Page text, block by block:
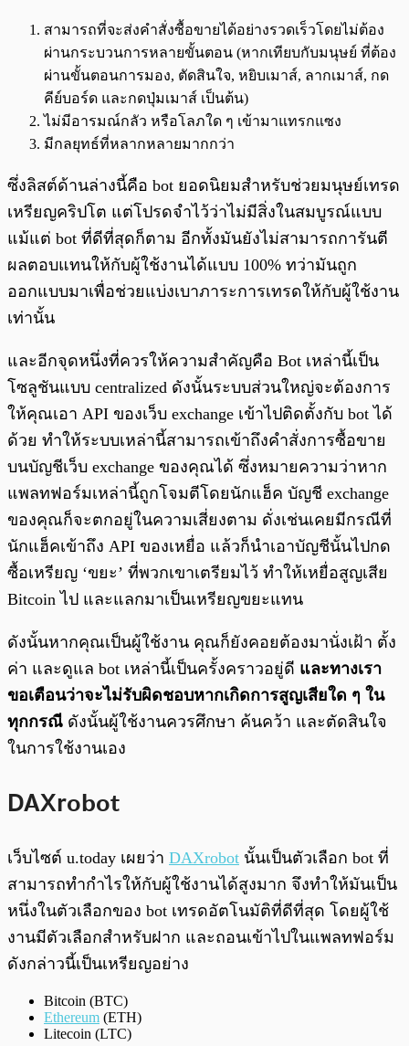
สามารถที่จะส่งคำสั่งซื้อขายได้อย่างรวดเร็วโดยไม่ต้อง
ผ่านกระบวนการหลายขั้นตอน (หากเทียบกับมนุษย์ ที่ต้อง
ผ่านขั้นตอนการมอง, ตัดสินใจ, หยิบเมาส์, ลากเมาส์, กด
คีย์บอร์ด และกดปุ่มเมาส์ เป็นต้น)
ไม่มีอารมณ์กลัว หรือโลภใด ๆ เข้ามาแทรกแซง
มีกลยุทธ์ที่หลากหลายมากกว่า
ซึ่งลิสต์ด้านล่างนี้คือ bot ยอดนิยมสำหรับช่วยมนุษย์เทรด
เหรียญคริปโต แต่โปรดจำไว้ว่าไม่มีสิ่งในสมบูรณ์แบบ
แม้แต่ bot ที่ดีที่สุดก็ตาม อีกทั้งมันยังไม่สามารถการันตี
ผลตอบแทนให้กับผู้ใช้งานได้แบบ 100% ทว่ามันถูก
ออกแบบมาเพื่อช่วยแบ่งเบาภาระการเทรดให้กับผู้ใช้งาน
เท่านั้น
และอีกจุดหนึ่งที่ควรให้ความสำคัญคือ Bot เหล่านี้เป็น
โซลูชันแบบ centralized ดังนั้นระบบส่วนใหญ่จะต้องการ
ให้คุณเอา API ของเว็บ exchange เข้าไปติดตั้งกับ bot ได้
ด้วย ทำให้ระบบเหล่านี้สามารถเข้าถึงคำสั่งการซื้อขาย
บนบัญชีเว็บ exchange ของคุณได้ ซึ่งหมายความว่าหาก
แพลทฟอร์มเหล่านี้ถูกโจมตีโดยนักแฮ็ค บัญชี exchange
ของคุณก็จะตกอยู่ในความเสี่ยงตาม ดั่งเช่นเคยมีกรณีที่
นักแฮ็คเข้าถึง API ของเหยื่อ แล้วก็นำเอาบัญชีนั้นไปกด
ซื้อเหรียญ ‘ขยะ’ ที่พวกเขาเตรียมไว้ ทำให้เหยื่อสูญเสีย
Bitcoin ไป และแลกมาเป็นเหรียญขยะแทน
ดังนั้นหากคุณเป็นผู้ใช้งาน คุณก็ยังคอยต้องมานั่งเฝ้า ตั้ง
ค่า และดูแล bot เหล่านี้เป็นครั้งคราวอยู่ดี และทางเรา
ขอเตือนว่าจะไม่รับผิดชอบหากเกิดการสูญเสียใด ๆ ใน
ทุกกรณี ดังนั้นผู้ใช้งานควรศึกษา ค้นคว้า และตัดสินใจ
ในการใช้งานเอง
DAXrobot
เว็บไซต์ u.today เผยว่า DAXrobot นั้นเป็นตัวเลือก bot ที่
สามารถทำกำไรให้กับผู้ใช้งานได้สูงมาก จึงทำให้มันเป็น
หนึ่งในตัวเลือกของ bot เทรดอัตโนมัติที่ดีที่สุด โดยผู้ใช้
งานมีตัวเลือกสำหรับฝาก และถอนเข้าไปในแพลทฟอร์ม
ดังกล่าวนี้เป็นเหรียญอย่าง
Bitcoin (BTC)
Ethereum (ETH)
Litecoin (LTC)